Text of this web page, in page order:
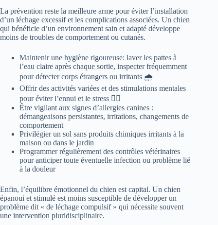
La prévention reste la meilleure arme pour éviter l’installation
d’un léchage excessif et les complications associées. Un chien
qui bénéficie d’un environnement sain et adapté développe
moins de troubles de comportement ou cutanés.
Maintenir une hygiène rigoureuse: laver les pattes à
l’eau claire après chaque sortie, inspecter fréquemment
pour détecter corps étrangers ou irritants 🌧️
Offrir des activités variées et des stimulations mentales
pour éviter l’ennui et le stress 🐕‍🦺
Être vigilant aux signes d’allergies canines :
démangeaisons persistantes, irritations, changements de
comportement
Privilégier un sol sans produits chimiques irritants à la
maison ou dans le jardin
Programmer régulièrement des contrôles vétérinaires
pour anticiper toute éventuelle infection ou problème lié
à la douleur
Enfin, l’équilibre émotionnel du chien est capital. Un chien
épanoui et stimulé est moins susceptible de développer un
problème dit « de léchage compulsif » qui nécessite souvent
une intervention pluridisciplinaire.